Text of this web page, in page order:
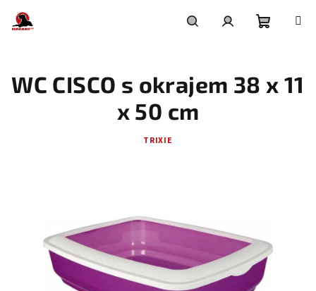
obsah
košík
WC CISCO s okrajem 38 x 11
x 50 cm
TRIXIE